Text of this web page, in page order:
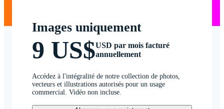
Images uniquement
9 US$USD par mois facturé
annuellement
Accédez à l'intégralité de notre collection de photos,
vecteurs et illustrations autorisés pour un usage
commercial. Vidéo non incluse.